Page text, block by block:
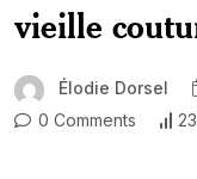
vieille
Élodie Dorsel
0 Comments